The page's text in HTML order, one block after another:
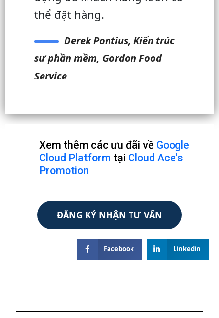
thể đặt hàng.
Derek Pontius, Kiến trúc
sư phần mềm, Gordon Food
Service
Xem thêm các ưu đãi về Google
Cloud Platform tại Cloud Ace's
Promotion
ĐĂNG KÝ NHẬN TƯ VẤN
Facebook Linkedin